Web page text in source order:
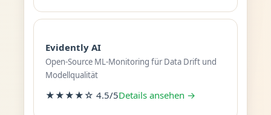
Evidently AI
Open-Source ML-Monitoring für Data Drift und
Modellqualität
★★★★☆ 4.5/5Details ansehen →